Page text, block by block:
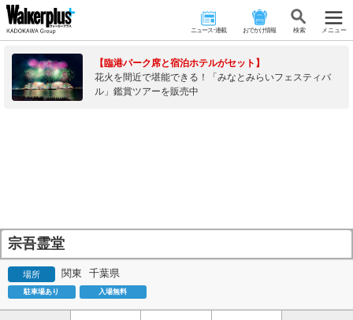
ニュース･連載 おでかけ情報 検 索 メニュー
【臨港パーク席と宿泊ホテルがセット】
花火を間近で堪能できる！「みなとみらいフェスティバ
ル」鑑賞ツアーを販売中
宗吾霊堂
場所 関東 千葉県
駐車場あり 入場無料